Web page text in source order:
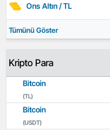
Ons Altın / TL
Tümünü Göster
Kripto Para
Bitcoin
(TL)
Bitcoin
(USDT)